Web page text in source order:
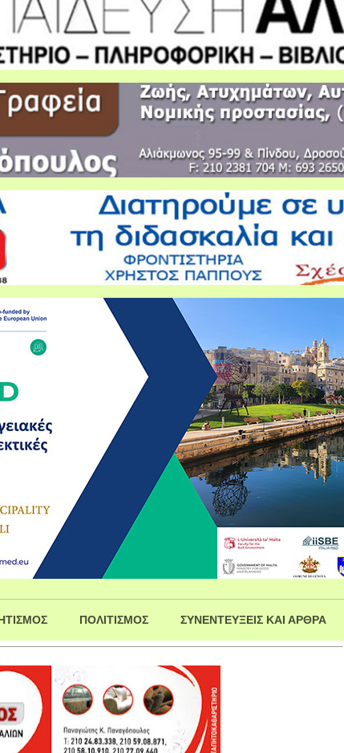
ΠΟΛΙΤΙΣΜΟΣ ΣΥΝΕΝΤΕΥΞΕΙΣ ΚΑΙ ΑΡΘΡΑ